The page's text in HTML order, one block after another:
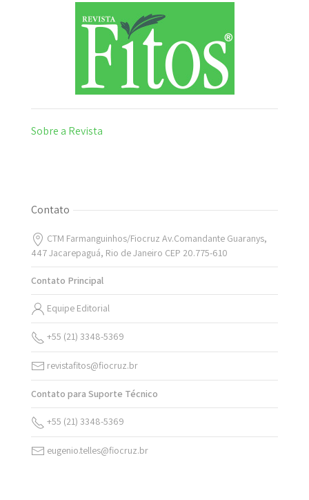
Sobre a Revista
Contato
CTM Farmanguinhos/Fiocruz Av.Comandante Guaranys,
447 Jacarepaguá, Rio de Janeiro CEP 20.775-610
Contato Principal
Equipe Editorial
+55 (21) 3348-5369
revistafitos@fiocruz.br
Contato para Suporte Técnico
+55 (21) 3348-5369
eugenio.telles@fiocruz.br